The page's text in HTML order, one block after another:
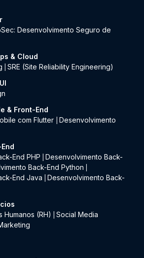
Desenvolvimento Seguro de
& Cloud
SRE (Site Reliability Engineering)
& Front-End
com Flutter
Desenvolvimento
End PHP
Desenvolvimento Back-
Back-End Python
End Java
Desenvolvimento Back-
Humanos (RH)
Social Media